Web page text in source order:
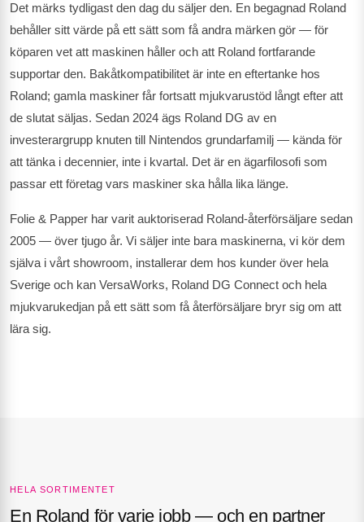
Det märks tydligast den dag du säljer den. En begagnad Roland
behåller sitt värde på ett sätt som få andra märken gör — för
köparen vet att maskinen håller och att Roland fortfarande
supportar den. Bakåtkompatibilitet är inte en eftertanke hos
Roland; gamla maskiner får fortsatt mjukvarustöd långt efter att
de slutat säljas. Sedan 2024 ägs Roland DG av en
investerargrupp knuten till Nintendos grundarfamilj — kända för
att tänka i decennier, inte i kvartal. Det är en ägarfilosofi som
passar ett företag vars maskiner ska hålla lika länge.
Folie & Papper har varit auktoriserad Roland-återförsäljare sedan
2005 — över tjugo år. Vi säljer inte bara maskinerna, vi kör dem
själva i vårt showroom, installerar dem hos kunder över hela
Sverige och kan VersaWorks, Roland DG Connect och hela
mjukvarukedjan på ett sätt som få återförsäljare bryr sig om att
lära sig.
HELA SORTIMENTET
En Roland för varje jobb — och en partner